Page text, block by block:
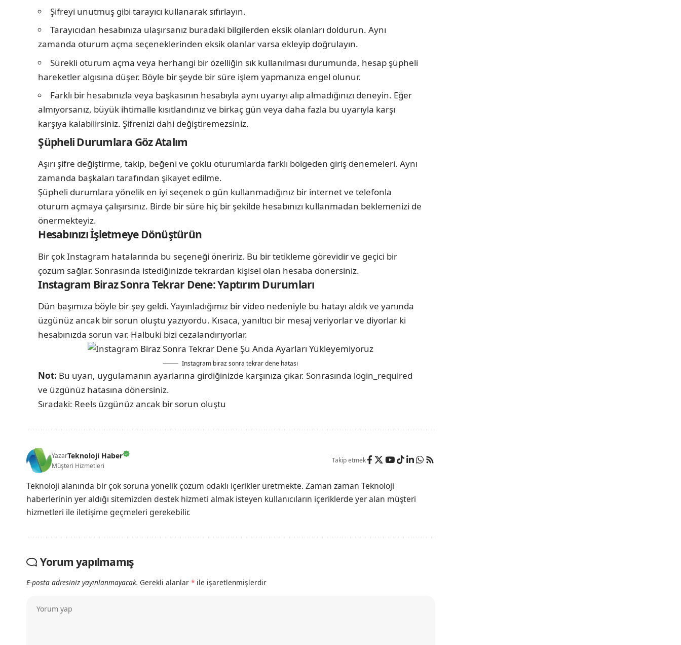
Şifreyi unutmuş gibi tarayıcı kullanarak sıfırlayın.
Tarayıcıdan hesabınıza ulaşırsanız buradaki bilgilerden eksik olanları doldurun. Aynı
zamanda oturum açma seçeneklerinden eksik olanlar varsa ekleyip doğrulayın.
Sürekli oturum açma veya herhangi bir özelliğin sık kullanılması durumunda, hesap şüpheli
hareketler algısına düşer. Böyle bir şeyde bir süre işlem yapmanıza engel olunur.
Farklı bir hesabınızla veya başkasının hesabıyla aynı uyarıyı alıp almadığınızı deneyin. Eğer
almıyorsanız, büyük ihtimalle kısıtlandınız ve birkaç gün veya daha fazla bu uyarıyla karşı
karşıya kalabilirsiniz. Şifrenizi dahi değiştiremezsiniz.
Şüpheli Durumlara Göz Atalım
Aşırı şifre değiştirme, takip, beğeni ve çoklu oturumlarda farklı bölgeden giriş denemeleri. Aynı
zamanda başkaları tarafından şikayet edilme.
Şüpheli durumlara yönelik en iyi seçenek o gün kullanmadığınız bir internet ve telefonla
oturum açmaya çalışırsınız. Birde bir süre hiç bir şekilde hesabınızı kullanmadan beklemenizi de
önermekteyiz.
Hesabınızı İşletmeye Dönüştürün
Bir çok Instagram hatalarında bu seçeneği öneririz. Bu bir tetikleme görevidir ve geçici bir
çözüm sağlar. Sonrasında istediğinizde tekrardan kişisel olan hesaba dönersiniz.
Instagram Biraz Sonra Tekrar Dene: Yaptırım Durumları
Dün başımıza böyle bir şey geldi. Yayınladığımız bir video nedeniyle bu hatayı aldık ve yanında
üzgünüz ancak bir sorun oluştu yazıyordu. Kısaca, yanıltıcı bir mesaj veriyorlar ve diyorlar ki
hesabınızda sorun var. Halbuki bizi cezalandırıyorlar.
Instagram biraz sonra tekrar dene hatası
Not: Bu uyarı, uygulamanın ayarlarına girdiğinizde karşınıza çıkar. Sonrasında login_required
ve üzgünüz hatasına dönersiniz.
Sıradaki: Reels üzgünüz ancak bir sorun oluştu
YazarTeknoloji Haber
Müşteri Hizmetleri
Takip etmek
Teknoloji alanında bir çok soruna yönelik çözüm odaklı içerikler üretmekte. Zaman zaman Teknoloji
haberlerinin yer aldığı sitemizden destek hizmeti almak isteyen kullanıcıların içeriklerde yer alan müşteri
hizmetleri ile iletişime geçmeleri gerekebilir.
Yorum yapılmamış
E-posta adresiniz yayınlanmayacak. Gerekli alanlar * ile işaretlenmişlerdir